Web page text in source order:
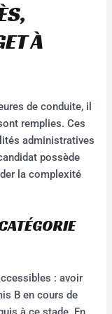
À
de conduite, il
remplies. Ces
administratives
possède
la complexité
: avoir
B en cours de